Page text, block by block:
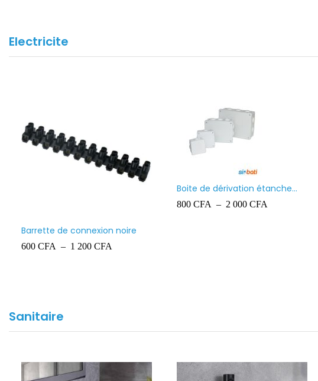
Electricite
Barrette de connexion noire
600 CFA – 1 200 CFA
Boite de dérivation étanche
Ingelec
800 CFA – 2 000 CFA
Sanitaire